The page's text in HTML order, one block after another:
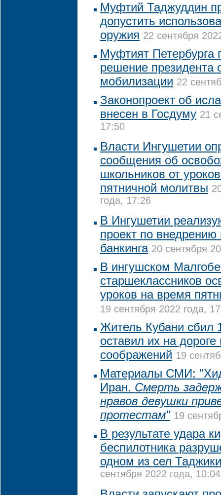
Муфтий Таджуддин
допустить
оружия 22 сентября
Муфтият Петербурга
решение президента
мобилизации 22
Законопроект об
внесен в Госдуму 21
17:50
Власти Ингушетии
сообщения об
школьников от
пятничной молитвы
года, 17:26
В Ингушетии
проект по внедрению
банкинга 20 сентября
В ингушском
старшеклассников
уроков на время
19 сентября 2022 года,
Житель Кубани сбил
оставил их на дороге
соображений 19
Материалы СМИ:
Иран. Смерть
нравов девушки
протестам" 19
В результате удара
беспилотника
одном из сел
сентября 2022 года, 10:04